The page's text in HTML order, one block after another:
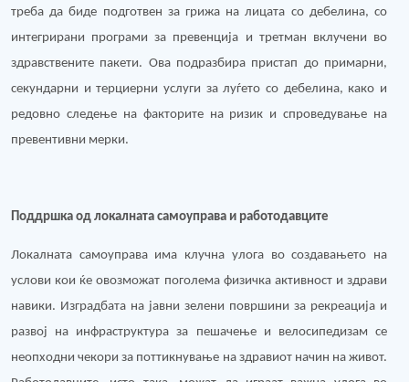
треба да биде подготвен за грижа на лицата со дебелина, со
интегрирани програми за превенција и третман вклучени во
здравствените пакети. Ова подразбира пристап до примарни,
секундарни и терциерни услуги за луѓето со дебелина, како и
редовно следење на факторите на ризик и спроведување на
превентивни мерки.
Поддршка од локалната самоуправа и работодавците
Локалната самоуправа има клучна улога во создавањето на
услови кои ќе овозможат поголема физичка активност и здрави
навики. Изградбата на јавни зелени површини за рекреација и
развој на инфраструктура за пешачење и велосипедизам се
неопходни чекори за поттикнување на здравиот начин на живот.